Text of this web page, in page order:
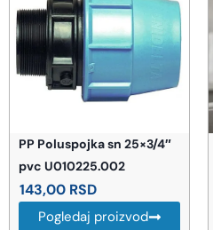
PP Poluspojka sn 25×3/4″
pvc U010225.002
143,00 RSD
Pogledaj proizvod